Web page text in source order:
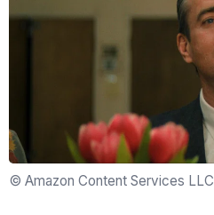
© Amazon Content Services LLC